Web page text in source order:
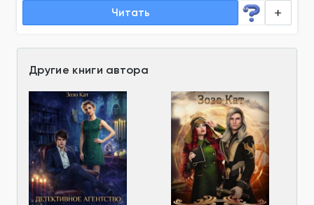
Читать
Другие книги автора